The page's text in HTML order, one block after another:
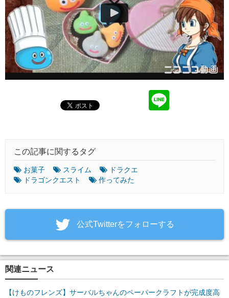
この記事に関するタグ
お菓子 スライム
ドラクエ
ドラゴンクエスト
作ってみた
‎公式Twitterをフォローする
関連ニュース
【けものフレンズ】サーバルちゃんのペーパークラフトが完成度高